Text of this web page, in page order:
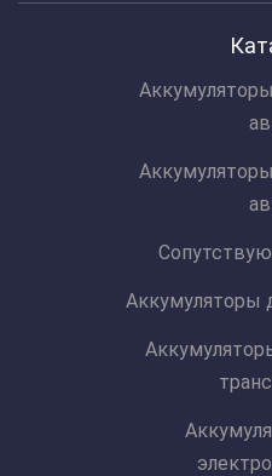
Аккумуляторы